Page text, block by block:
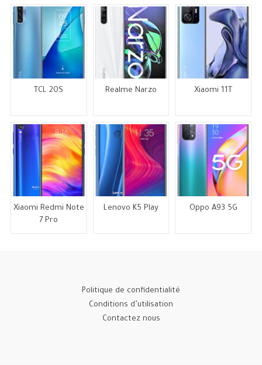
TCL 20S Realme Narzo Xiaomi 11T
Xiaomi Redmi Note
7 Pro
Lenovo K5 Play Oppo A93 5G
Politique de confidentialité
Conditions d’utilisation
Contactez nous